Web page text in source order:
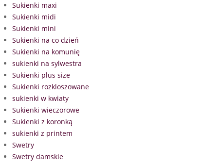
Sukienki maxi
Sukienki midi
Sukienki mini
Sukienki na co dzień
Sukienki na komunię
sukienki na sylwestra
Sukienki plus size
Sukienki rozkloszowane
sukienki w kwiaty
Sukienki wieczorowe
Sukienki z koronką
sukienki z printem
Swetry
Swetry damskie